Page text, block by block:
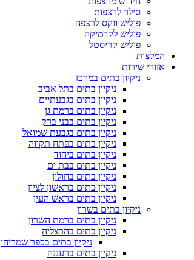
סילר לרצפות
פוליש ווקס לרצפה
פוליש לקרמיקה
פוליש קריסטל
המלצות
אזורי שירות
ניקיון בתים במרכז
ניקיון בתים בתל אביב
ניקיון בתים בגבעתיים
ניקיון בתים ברמת גן
ניקיון בתים בבני ברק
ניקיון בתים בגבעת שמואל
ניקיון בתים בפתח תקווה
ניקיון בתים ביהוד
ניקיון בתים בבת ים
ניקיון בתים בחולון
ניקיון בתים בראשון לציון
ניקיון בתים בראש העין
ניקיון בתים בשרון
ניקיון בתים ברמת השרון
ניקיון בתים בהרצליה
ניקיון בתים בכפר שמריהו
ניקיון בתים ברעננה